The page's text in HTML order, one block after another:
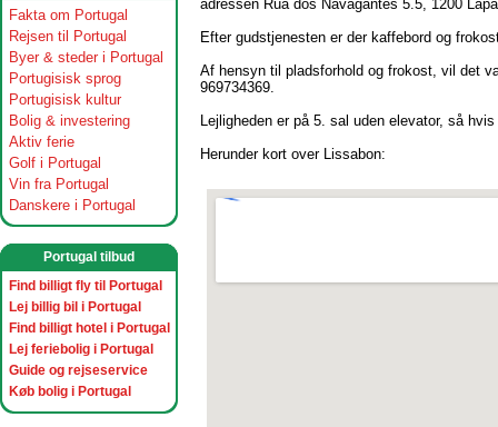
Fakta om Portugal
Rejsen til Portugal
Byer & steder i Portugal
Portugisisk sprog
Portugisisk kultur
Bolig & investering
Aktiv ferie
Golf i Portugal
Vin fra Portugal
Danskere i Portugal
Portugal tilbud
Find billigt fly til Portugal
Lej billig bil i Portugal
Find billigt hotel i Portugal
Lej feriebolig i Portugal
Guide og rejseservice
Køb bolig i Portugal
adressen Rua dos Navagantes 5.5, 1200
Efter gudstjenesten er der kaffebord og
Af hensyn til pladsforhold og frokost, vil det
969734369.
Lejligheden er på 5. sal uden elevator, så
Herunder kort over Lissabon: